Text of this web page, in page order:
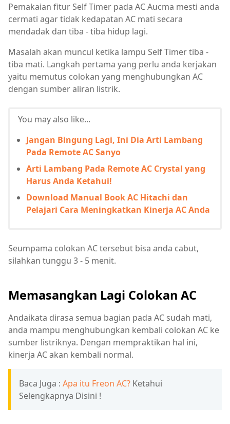
Pemakaian fitur Self Timer pada AC Aucma mesti anda
cermati agar tidak kedapatan AC mati secara
mendadak dan tiba - tiba hidup lagi.
Masalah akan muncul ketika lampu Self Timer tiba -
tiba mati. Langkah pertama yang perlu anda kerjakan
yaitu memutus colokan yang menghubungkan AC
dengan sumber aliran listrik.
You may also like...
Jangan Bingung Lagi, Ini Dia Arti Lambang
Pada Remote AC Sanyo
Arti Lambang Pada Remote AC Crystal yang
Harus Anda Ketahui!
Download Manual Book AC Hitachi dan
Pelajari Cara Meningkatkan Kinerja AC Anda
Seumpama colokan AC tersebut bisa anda cabut,
silahkan tunggu 3 - 5 menit.
Memasangkan Lagi Colokan AC
Andaikata dirasa semua bagian pada AC sudah mati,
anda mampu menghubungkan kembali colokan AC ke
sumber listriknya. Dengan mempraktikan hal ini,
kinerja AC akan kembali normal.
Baca Juga : Apa itu Freon AC? Ketahui
Selengkapnya Disini !